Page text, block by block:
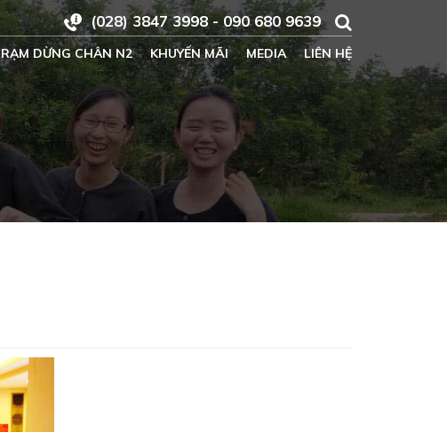
(028) 3847 3998 - 090 680 9639
DỪNG CHÂN N2 KHUYẾN MÃI MEDIA LIÊN HỆ